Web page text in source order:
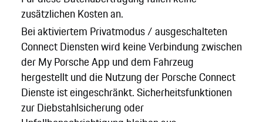
zusätzlichen Kosten an.
Bei aktiviertem Privatmodus / ausgeschalteten
Connect Diensten wird keine Verbindung zwischen
der My Porsche App und dem Fahrzeug
hergestellt und die Nutzung der Porsche Connect
Dienste ist eingeschränkt. Sicherheitsfunktionen
zur Diebstahlsicherung oder